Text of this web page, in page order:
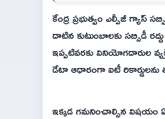
కేంద్ర ప్రభుత్వం ఎల్పీజీ
దాటిన కుటుంబాలకు సబ్సిడీ
ఇప్పటివరకు వినియోగదారుల
డేటా ఆధారంగా ఐటీ రికార్డులను
ఇక్కడ గమనించాల్సిన విషయం